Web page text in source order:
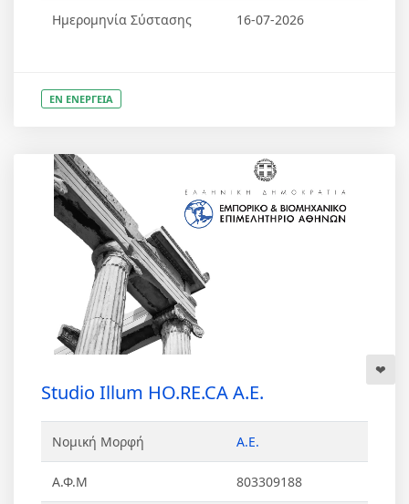
Ημερομηνία Σύστασης 16-07-2026
ΕΝ ΕΝΕΡΓΕΙΑ
Studio Illum HO.RE.CA Α.Ε.
Νομική Μορφή Α.Ε.
Α.Φ.Μ 803309188